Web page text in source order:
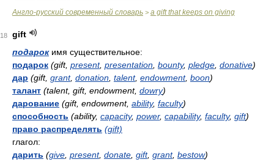
Англо-русский современный словарь > a gift that keeps on giving
18
gift
подарок имя существительное:
подарок (gift, present, presentation bounty, pledge donative)
дар (gift, grant, donation talent, endowment, boon)
талант (talent, gift, endowment, dowry)
дарование (gift, endowment, ability, faculty)
способность (ability, capacity, power, capability, faculty, gift)
право распределять (gift)
глагол:
дарить (give present, donate gift, grant, bestow)